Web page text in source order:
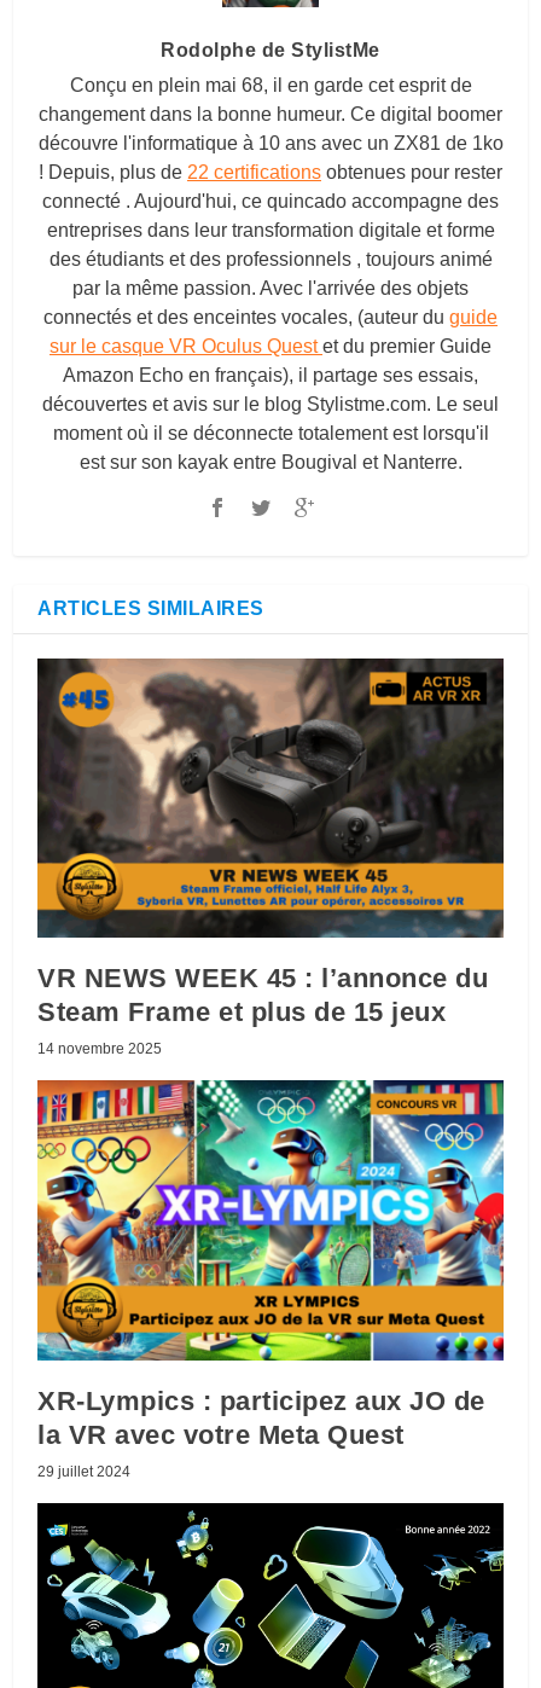
Rodolphe de StylistMe
Conçu en plein mai 68, il en garde cet esprit de
changement dans la bonne humeur. Ce digital boomer
découvre l'informatique à 10 ans avec un ZX81 de 1ko
! Depuis, plus de 22 certifications obtenues pour rester
connecté . Aujourd'hui, ce quincado accompagne des
entreprises dans leur transformation digitale et forme
des étudiants et des professionnels , toujours animé
par la même passion. Avec l'arrivée des objets
connectés et des enceintes vocales, (auteur du guide
sur le casque VR Oculus Questet du premier Guide
Amazon Echo en français), il partage ses essais,
découvertes et avis sur le blog Stylistme.com. Le seul
moment où il se déconnecte totalement est lorsqu'il
est sur son kayak entre Bougival et Nanterre.
ARTICLES SIMILAIRES
VR NEWS WEEK 45 : l’annonce du
Steam Frame et plus de 15 jeux
14 novembre 2025
XR-Lympics : participez aux JO de
la VR avec votre Meta Quest
29 juillet 2024